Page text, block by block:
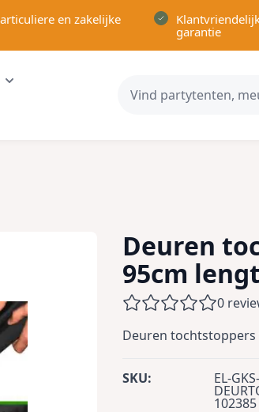
en zakelijke
garantie
categoryfor Tuin en Terras category
Show submenu for Recreatie category
category
Deuren
95cm
0
Deuren tochtstoppers
SKU: EL-GKS-
102385